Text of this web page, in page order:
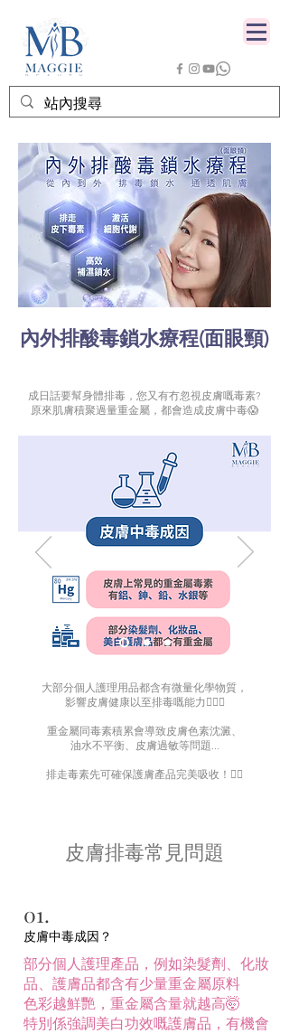
內外排酸毒鎖水療程(面眼頸)
成日話要幫身體排毒，您又有冇忽視皮膚嘅毒素?​
原來肌膚積聚過量重金屬，都會造成皮膚中毒😱​
大部分個人護理用品都含有微量化學物質，
影響皮膚健康以至排毒嘅能力🙅🏻‍♀️​
重金屬同毒素積累會導致皮膚色素沈澱、
油水不平衡、 皮膚過敏等問題...​
排走毒素先可確保護膚產品完美吸收！👍🏻​
皮膚排毒常見問題
01.
皮膚中毒成因？
部分個人護理產品，例如染髮劑、化妝
品、護膚品都含有少量重金屬原料​
色彩越鮮艷，重金屬含量就越高🤯​
特別係強調美白功效嘅護膚品，有機會